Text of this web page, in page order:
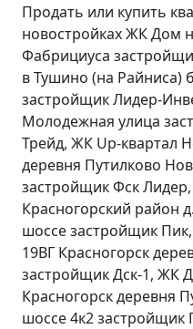
Продать или купить
новостройках ЖК Дом
Фабрициуса
в Тушино (на Райниса)
застройщик Лидер-
Молодежная улица
Трейд, ЖК Up-квартал
деревня Путилково
застройщик Фск
Красногорский район
шоссе застройщик
19ВГ Красногорск
застройщик Дск-1, ЖК
Красногорск деревня
шоссе 4к2 застройщик